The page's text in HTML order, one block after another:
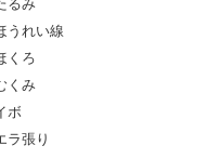
るみ
うれい線
くろ
くみ
ボ
ラ張り